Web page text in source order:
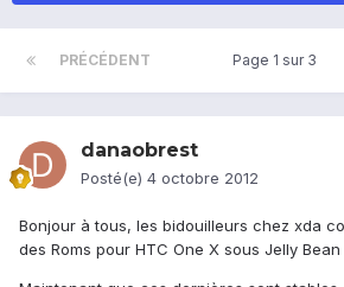
PRÉCÉDENT Page 1 sur 3
danaobrest
Posté(e) 4 octobre 2012
Bonjour à tous, les bidouilleurs chez xda
des Roms pour HTC One X sous Jelly